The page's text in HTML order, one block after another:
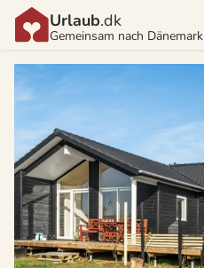
Urlaub.dk
Gemeinsam nach Dänemark